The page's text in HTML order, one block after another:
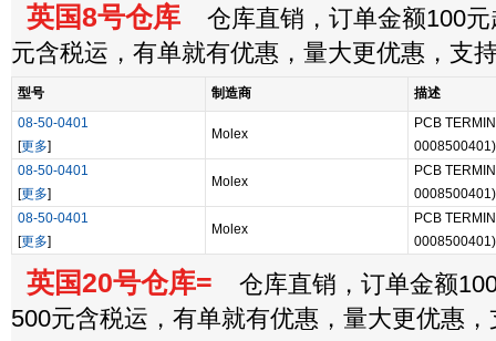
英国8号仓库 仓库直销，订单金额100元
元含税运，有单就有优惠，量大更优惠，支
型号 制造商
描述
08-50-0401
[更多]
Molex
PCB
0008500401)
08-50-0401
[更多]
Molex
PCB
0008500401)
08-50-0401
[更多]
Molex
PCB
0008500401)
英国20号仓库= 仓库直销，订单金额
500元含税运，有单就有优惠，量大更优惠